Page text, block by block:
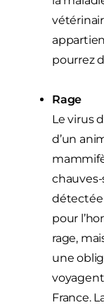
pourrez
Rage
Le virus
d’un
chauves-
pour
rage,
une
France.